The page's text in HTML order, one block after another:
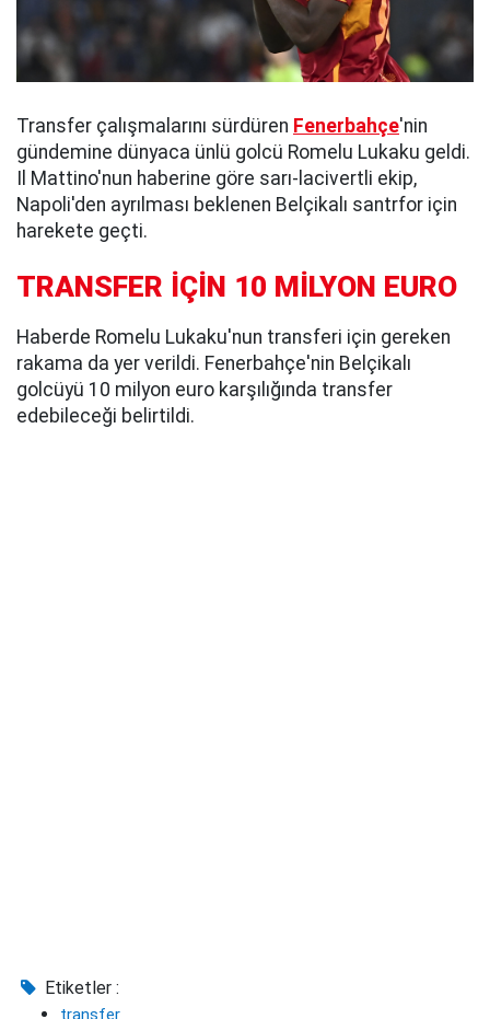
Transfer çalışmalarını sürdüren Fenerbahçe'nin
gündemine dünyaca ünlü golcü Romelu Lukaku geldi.
Il Mattino'nun haberine göre sarı-lacivertli ekip,
Napoli'den ayrılması beklenen Belçikalı santrfor için
harekete geçti.
TRANSFER İÇİN 10 MİLYON EURO
Haberde Romelu Lukaku'nun transferi için gereken
rakama da yer verildi. Fenerbahçe'nin Belçikalı
golcüyü 10 milyon euro karşılığında transfer
edebileceği belirtildi.
Etiketler :
transfer